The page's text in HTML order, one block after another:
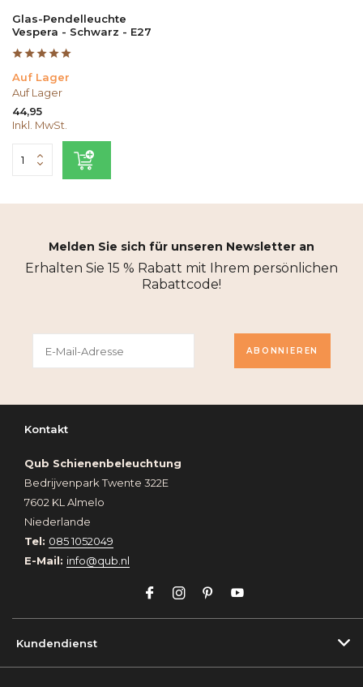
Glas-Pendelleuchte
Vespera - Schwarz - E27
Auf Lager
Auf Lager
44,95
Inkl. MwSt.
Melden Sie sich für unseren Newsletter an
Erhalten Sie 15 % Rabatt mit Ihrem persönlichen
Rabattcode!
ABONNIEREN
Kontakt
Qub Schienenbeleuchtung
Bedrijvenpark Twente 322E
7602 KL Almelo
Niederlande
Tel: 085 1052049
E-Mail: info@qub.nl
Kundendienst